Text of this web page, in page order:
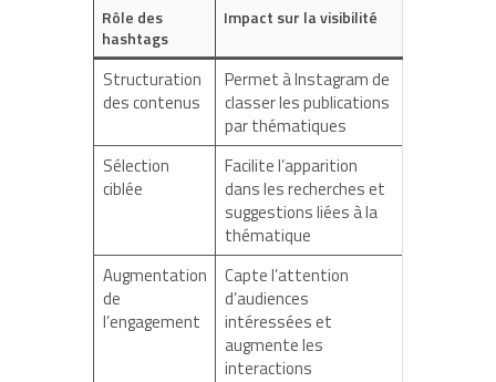
Rôle des
hashtags
Impact sur la visibilité
Structuration
des contenus
Permet à Instagram de
classer les publications
par thématiques
Sélection
ciblée
Facilite l’apparition
dans les recherches et
suggestions liées à la
thématique
Augmentation
de
l’engagement
Capte l’attention
d’audiences
intéressées et
augmente les
interactions